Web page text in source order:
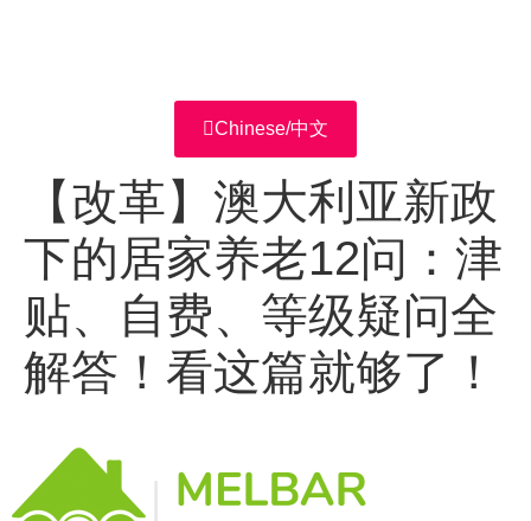
Chinese/中文
【改革】澳大利亚新政
下的居家养老12问：津
贴、自费、等级疑问全
解答！看这篇就够了！